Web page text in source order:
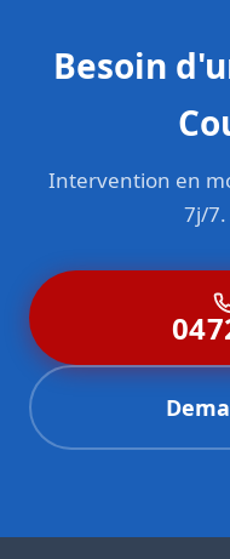
Besoin
Intervention en
7j/